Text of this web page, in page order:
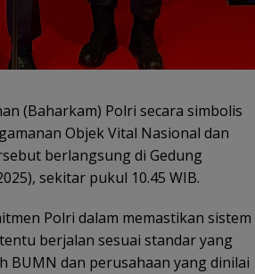
(Baharkam) Polri secara simbolis
Objek Vital Nasional dan
berlangsung di Gedung
sekitar pukul 10.45 WIB.
Polri dalam memastikan sistem
berjalan sesuai standar yang
BUMN dan perusahaan yang dinilai